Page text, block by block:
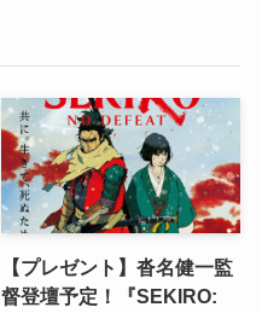
【プレゼント】沓名健一監
督登壇予定！『SEKIRO: